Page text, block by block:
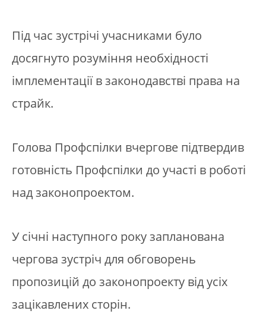
Під час зустрічі учасниками було
досягнуто розуміння необхідності
імплементації в законодавстві права на
страйк.
Голова Профспілки вчергове підтвердив
готовність Профспілки до участі в роботі
над законопроектом.
У січні наступного року запланована
чергова зустріч для обговорень
пропозицій до законопроекту від усіх
зацікавлених сторін.